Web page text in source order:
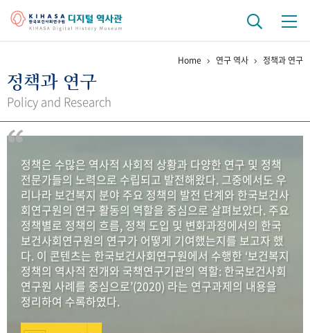
걸어온 길 기관 변천사
연구 역사
정책과 연구 키워드로 보는 연구 역사
연구자들
간행물 변천사
기록물 아카이브
사진 아카이브 문서 기록물 행정박물 영상 기록물
50+1주년 기념
성과 50선 숫자로 보는 50년
Home 연구 역사 정책과 연구
정책과 연구
Policy and Research
정책은 수많은 역사적 사회적 상황과 다양한 연구 및 정책
전문가들의 노력으로 수립되고 발전해왔다. 그중에서도 우
리나라 보건복지 분야 주요 정책의 발전 단계와 한국보건사
회연구원의 연구 활동의 역할을 중심으로 살펴보았다. 주요
정책별로 정책의 흐름, 정책 도입 및 변화과정에서의 한국
보건사회연구원의 연구가 어떻게 기여했는지를 보고자 했
다. 이 콘텐츠는 한국보건사회연구원에서 수행한 ‘보건복지
정책의 역사적 전개와 국책연구기관의 역할: 한국보건사회
연구원 사례를 중심으로’(2020) 라는 연구과제의 내용을
정리하여 수록하였다.